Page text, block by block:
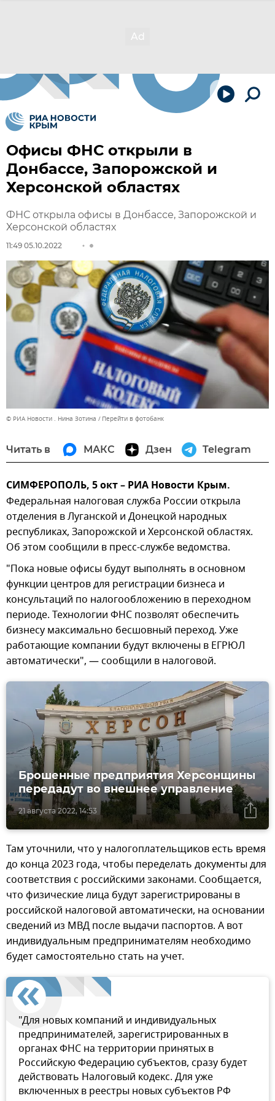
Офисы ФНС открыли в
Донбассе, Запорожской и
Херсонской областях
ФНС открыла офисы в Донбассе, Запорожской и
Херсонской областях
11:49 05.10.2022
© РИА Новости . Нина Зотина Перейти в фотобанк
Читать в МАКС Дзен Telegram
СИМФЕРОПОЛЬ, 5 окт – РИА Новости Крым.
Федеральная налоговая служба России открыла
отделения в Луганской и Донецкой народных
республиках, Запорожской и Херсонской областях.
Об этом сообщили в пресс-службе ведомства.
"Пока новые офисы будут выполнять в основном
функции центров для регистрации бизнеса и
консультаций по налогообложению в переходном
периоде. Технологии ФНС позволят обеспечить
бизнесу максимально бесшовный переход. Уже
работающие компании будут включены в ЕГРЮЛ
автоматически", — сообщили в налоговой.
21 августа 2022, 14:53
Брошенные предприятия Херсонщины
передадут во внешнее управление
Там уточнили, что у налогоплательщиков есть время
до конца 2023 года, чтобы переделать документы для
соответствия с российскими законами. Сообщается,
что физические лица будут зарегистрированы в
российской налоговой автоматически, на основании
сведений из МВД после выдачи паспортов. А вот
индивидуальным предпринимателям необходимо
будет самостоятельно стать на учет.
"Для новых компаний и индивидуальных
предпринимателей, зарегистрированных в
органах ФНС на территории принятых в
Российскую Федерацию субъектов, сразу будет
действовать Налоговый кодекс. Для уже
включенных в реестры новых субъектов РФ